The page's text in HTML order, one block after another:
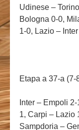
Udinese –
Bologna 0-0,
1-0, Lazio –
Etapa a 37-a (7-
Inter – Empoli
1, Carpi – Lazio
Sampdoria –